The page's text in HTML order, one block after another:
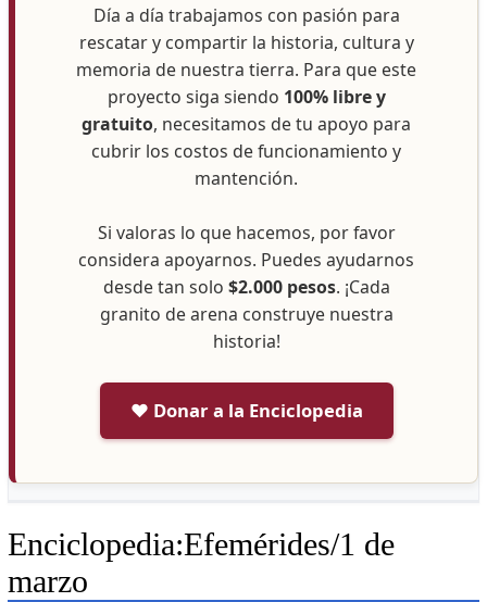
Día a día trabajamos con pasión para
rescatar y compartir la historia, cultura y
memoria de nuestra tierra. Para que este
proyecto siga siendo 100% libre y
gratuito, necesitamos de tu apoyo para
cubrir los costos de funcionamiento y
mantención.
Si valoras lo que hacemos, por favor
considera apoyarnos. Puedes ayudarnos
desde tan solo $2.000 pesos. ¡Cada
granito de arena construye nuestra
historia!
❤️ Donar a la Enciclopedia
Enciclopedia:Efemérides/1 de
marzo